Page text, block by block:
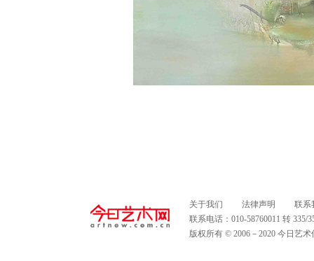
关于我们 法律声明
联系
联系电话：010-58760011 转
版权所有 © 2006－2020 今日艺